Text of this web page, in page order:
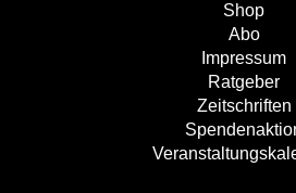
Shop
Abo
Impressum
Ratgeber
Zeitschriften